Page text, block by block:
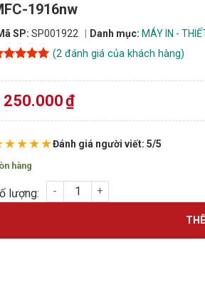
1916nw
SP: SP001922 Danh mục: MÁY IN -
trên
giá
(2 đánh giá của khách hàng)
250.000₫
Đánh giá người viết: 5/5
hàng
mực Brother TN1010 – Cho máy HL-